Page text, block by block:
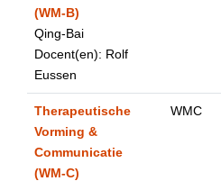
(WM-B)
Qing-Bai
Docent(en): Rolf
Eussen
Therapeutische
Vorming &
Communicatie
(WM-C)
WMC